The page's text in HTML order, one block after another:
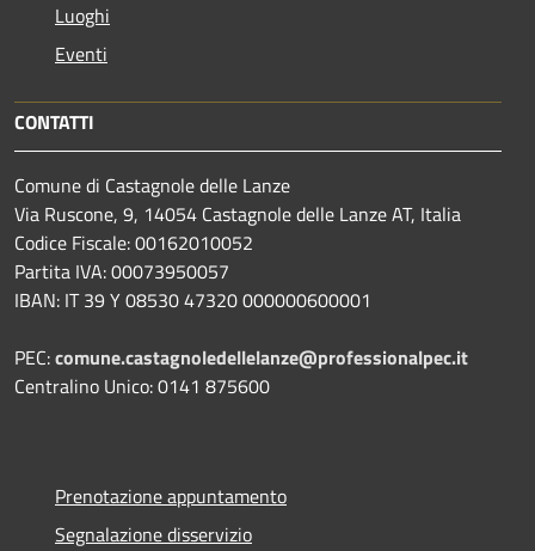
Luoghi
Eventi
CONTATTI
Comune di Castagnole delle Lanze
Via Ruscone, 9, 14054 Castagnole delle Lanze AT, Italia
Codice Fiscale: 00162010052
Partita IVA: 00073950057
IBAN: IT 39 Y 08530 47320 000000600001
PEC:comune.castagnoledellelanze@professionalpec.it
Centralino Unico: 0141 875600
Prenotazione appuntamento
Segnalazione disservizio